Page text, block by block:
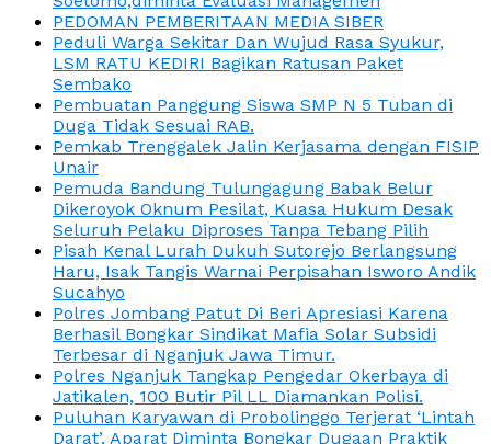
PEDOMAN PEMBERITAAN MEDIA SIBER
Peduli Warga Sekitar Dan Wujud Rasa Syukur,
LSM RATU KEDIRI Bagikan Ratusan Paket
Sembako
Pembuatan Panggung Siswa SMP N 5 Tuban di
Duga Tidak Sesuai RAB.
Pemkab Trenggalek Jalin Kerjasama dengan FISIP
Unair
Pemuda Bandung Tulungagung Babak Belur
Dikeroyok Oknum Pesilat, Kuasa Hukum Desak
Seluruh Pelaku Diproses Tanpa Tebang Pilih
Pisah Kenal Lurah Dukuh Sutorejo Berlangsung
Haru, Isak Tangis Warnai Perpisahan Isworo Andik
Sucahyo
Polres Jombang Patut Di Beri Apresiasi Karena
Berhasil Bongkar Sindikat Mafia Solar Subsidi
Terbesar di Nganjuk Jawa Timur.
Polres Nganjuk Tangkap Pengedar Okerbaya di
Jatikalen, 100 Butir Pil LL Diamankan Polisi.
Puluhan Karyawan di Probolinggo Terjerat ‘Lintah
Darat’, Aparat Diminta Bongkar Dugaan Praktik